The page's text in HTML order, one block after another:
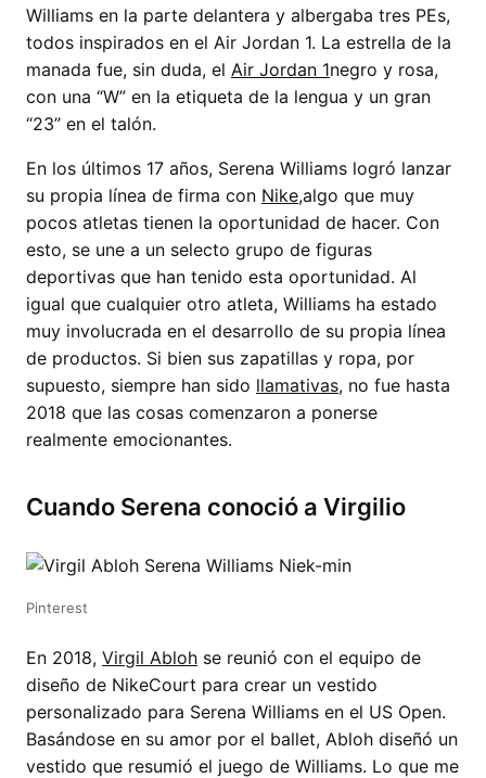
Williams en la parte delantera y albergaba tres PEs,
todos inspirados en el Air Jordan 1. La estrella de la
manada fue, sin duda, el Air Jordan 1negro y rosa,
con una “W” en la etiqueta de la lengua y un gran
“23” en el talón.
En los últimos 17 años, Serena Williams logró lanzar
su propia línea de firma con Nike,algo que muy
pocos atletas tienen la oportunidad de hacer. Con
esto, se une a un selecto grupo de figuras
deportivas que han tenido esta oportunidad. Al
igual que cualquier otro atleta, Williams ha estado
muy involucrada en el desarrollo de su propia línea
de productos. Si bien sus zapatillas y ropa, por
supuesto, siempre han sido llamativas, no fue hasta
2018 que las cosas comenzaron a ponerse
realmente emocionantes.
Cuando Serena conoció a Virgilio
Pinterest
En 2018, Virgil Abloh se reunió con el equipo de
diseño de NikeCourt para crear un vestido
personalizado para Serena Williams en el US Open.
Basándose en su amor por el ballet, Abloh diseñó un
vestido que resumió el juego de Williams. Lo que me